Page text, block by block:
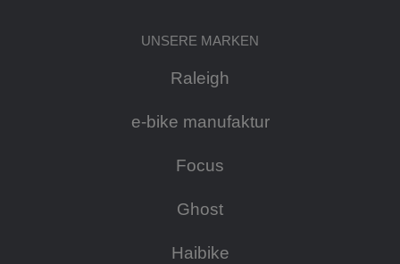
UNSERE MARKEN
Raleigh
e-bike manufaktur
Focus
Ghost
Haibike